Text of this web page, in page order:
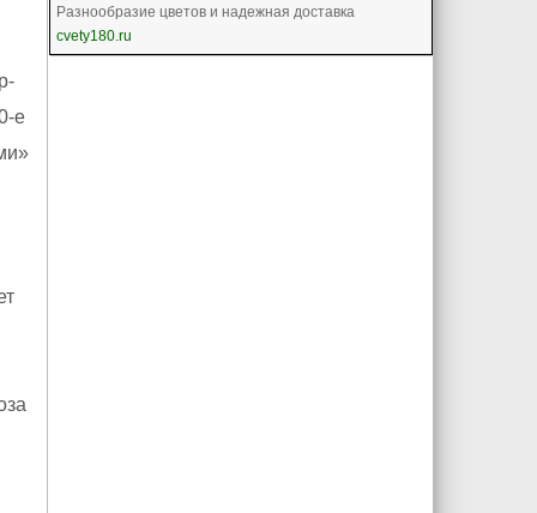
е
Разнообразие цветов и надежная доставка
cvety180.ru